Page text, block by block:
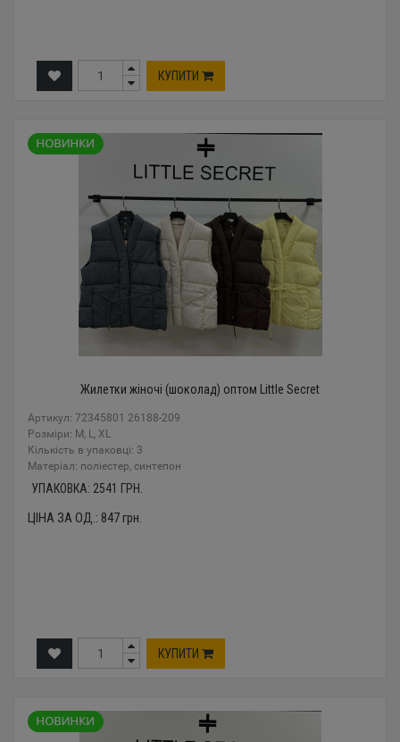
КУПИТИ
Жилетки жіночі (шоколад) оптом Little Secret
Артикул: 72345801 26188-209
Розміри: M, L, XL
Кількість в упаковці: 3
Mатеріал: поліестер, синтепон
УПАКОВКА: 2541 ГРН.
ЦІНА ЗА ОД.: 847грн.
КУПИТИ